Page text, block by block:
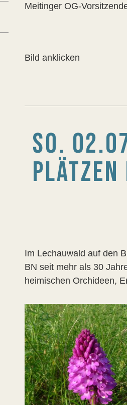
Meitinger OG-
Bild anklicken
SO.
PLÄTZEN
Im Lechauwald auf den
BN seit mehr als 30
heimischen Orchideen,